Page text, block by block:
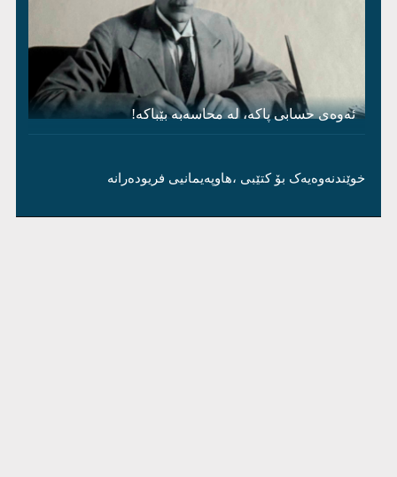
ئەوەی حسابی پاکە، لە محاسەبە بێباکە!
خوێندنەوەیەک بۆ کتێبی ،هاوپەیمانیی فریودەرانە